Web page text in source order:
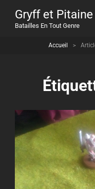
Gryff et Pitaine
Batailles En Tout Genre
Accueil >